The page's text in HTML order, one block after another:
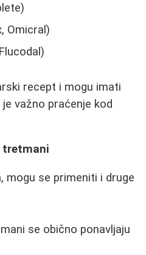
Omicral)
recept i mogu imati
važno praćenje kod
tretmani
mogu se primeniti i druge
se obično ponavljaju